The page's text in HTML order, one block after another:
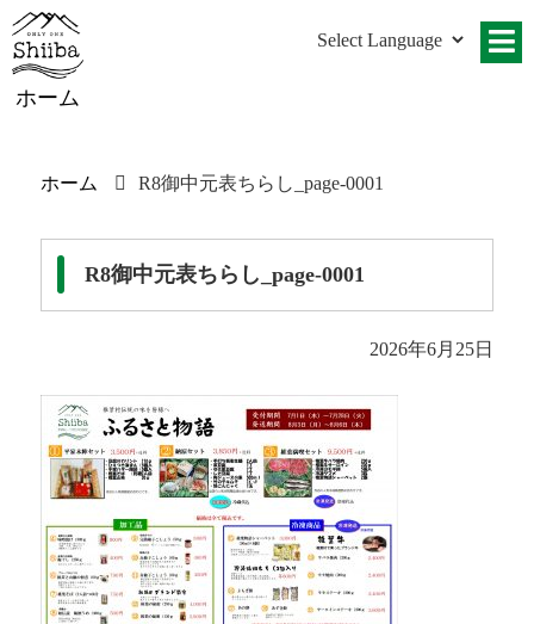
ホーム
ホーム R8御中元表ちらし_page-0001
R8御中元表ちらし_page-0001
2026年6月25日